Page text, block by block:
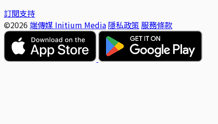
訂閱支持
©2026 端傳媒 Initium Media 隱私政策 服務條款